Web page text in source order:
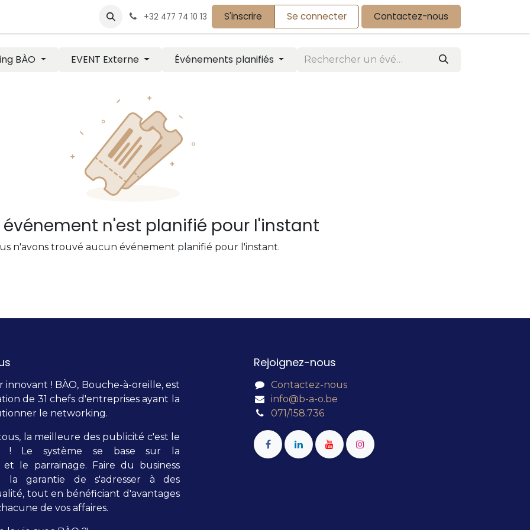
Devenir partenaire Nos partenaires Postes
+32 477 74 10 13 S'inscrire Se connecter Contactez-nous
BÀO EVENT Externe Événements planifiés
n'est planifié pour l'instant
n'avons trouvé aucun événement planifié pour l'instant.
! BÀO, Bouche-à-oreille, est
de 31 chefs d'entreprises ayant la
le networking.
la meilleure des publicité c'est le
! Le système se base sur la
et le parrainage. Faire du business
la garantie de s'adresser à des
tout en bénéficiant d'avantages
de vos affaires.
Rejoignez-nous
Contactez-nous
info@b-a-o.be
071/158.736